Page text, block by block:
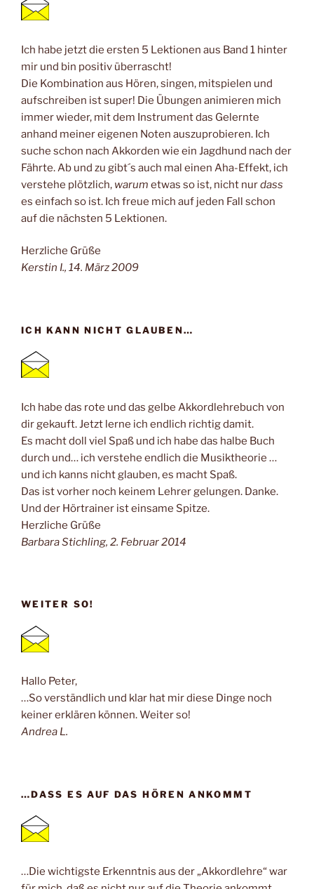
Ich habe jetzt die ersten 5 Lektionen aus Band 1 hinter
mir und bin positiv überrascht!
Die Kombination aus Hören, singen, mitspielen und
aufschreiben ist super! Die Übungen animieren mich
immer wieder, mit dem Instrument das Gelernte
anhand meiner eigenen Noten auszuprobieren. Ich
suche schon nach Akkorden wie ein Jagdhund nach der
Fährte. Ab und zu gibt´s auch mal einen Aha-Effekt, ich
verstehe plötzlich, warum etwas so ist, nicht nurdass
es einfach so ist. Ich freue mich auf jeden Fall schon
auf die nächsten 5 Lektionen.
Herzliche Grüße
Kerstin I., 14. März 2009
ICH KANN NICHT GLAUBEN…
Ich habe das rote und das gelbe Akkordlehrebuch von
dir gekauft. Jetzt lerne ich endlich richtig damit.
Es macht doll viel Spaß und ich habe das halbe Buch
durch und… ich verstehe endlich die Musiktheorie …
und ich kanns nicht glauben, es macht Spaß.
Das ist vorher noch keinem Lehrer gelungen. Danke.
Und der Hörtrainer ist einsame Spitze.
Herzliche Grüße
Barbara Stichling, 2. Februar 2014
WEITER SO!
Hallo Peter,
…So verständlich und klar hat mir diese Dinge noch
keiner erklären können. Weiter so!
Andrea L.
…DASS ES AUF DAS HÖREN ANKOMMT
…Die wichtigste Erkenntnis aus der „Akkordlehre“ war